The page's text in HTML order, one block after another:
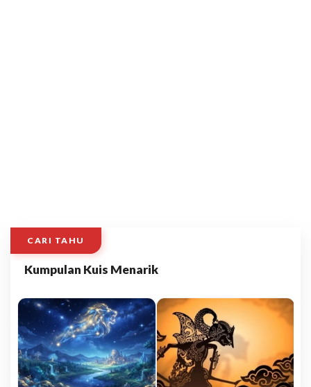
CARI TAHU
Kumpulan Kuis Menarik